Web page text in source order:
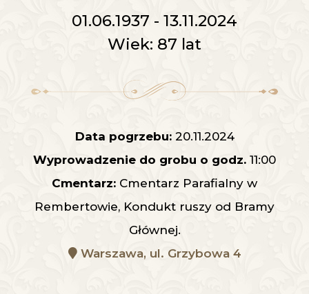
01.06.1937 - 13.11.2024
Wiek: 87 lat
Data pogrzebu:20.11.2024
Wyprowadzenie do grobu o godz. 11:00
Cmentarz: Cmentarz Parafialny w
Rembertowie, Kondukt ruszy od Bramy
Głównej.
Warszawa, ul. Grzybowa 4